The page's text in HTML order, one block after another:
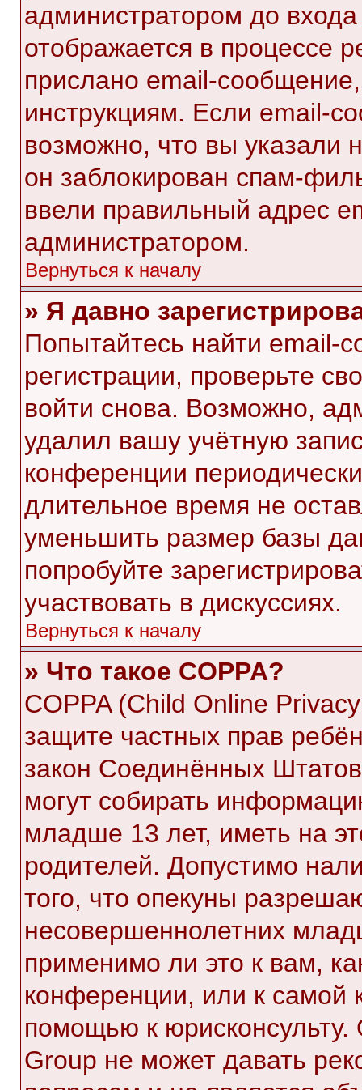
администратором до
отображается в процессе
прислано email-
инструкциям. Если email-
возможно, что вы указали
он заблокирован спам-
ввели правильный адрес
администратором.
Вернуться к началу
» Я давно
Попытайтесь найти email-
регистрации, проверьте
войти снова. Возможно,
удалил вашу учётную
конференции
длительное время не
уменьшить размер базы
попробуйте
участвовать в дискуссиях.
Вернуться к началу
» Что такое COPPA?
COPPA (Child Online
защите частных прав
закон Соединённых
могут собирать
младше 13 лет, иметь на
родителей. Допустимо
того, что опекуны
несовершеннолетних
применимо ли это к вам,
конференции, или к самой
помощью к
Group не может давать